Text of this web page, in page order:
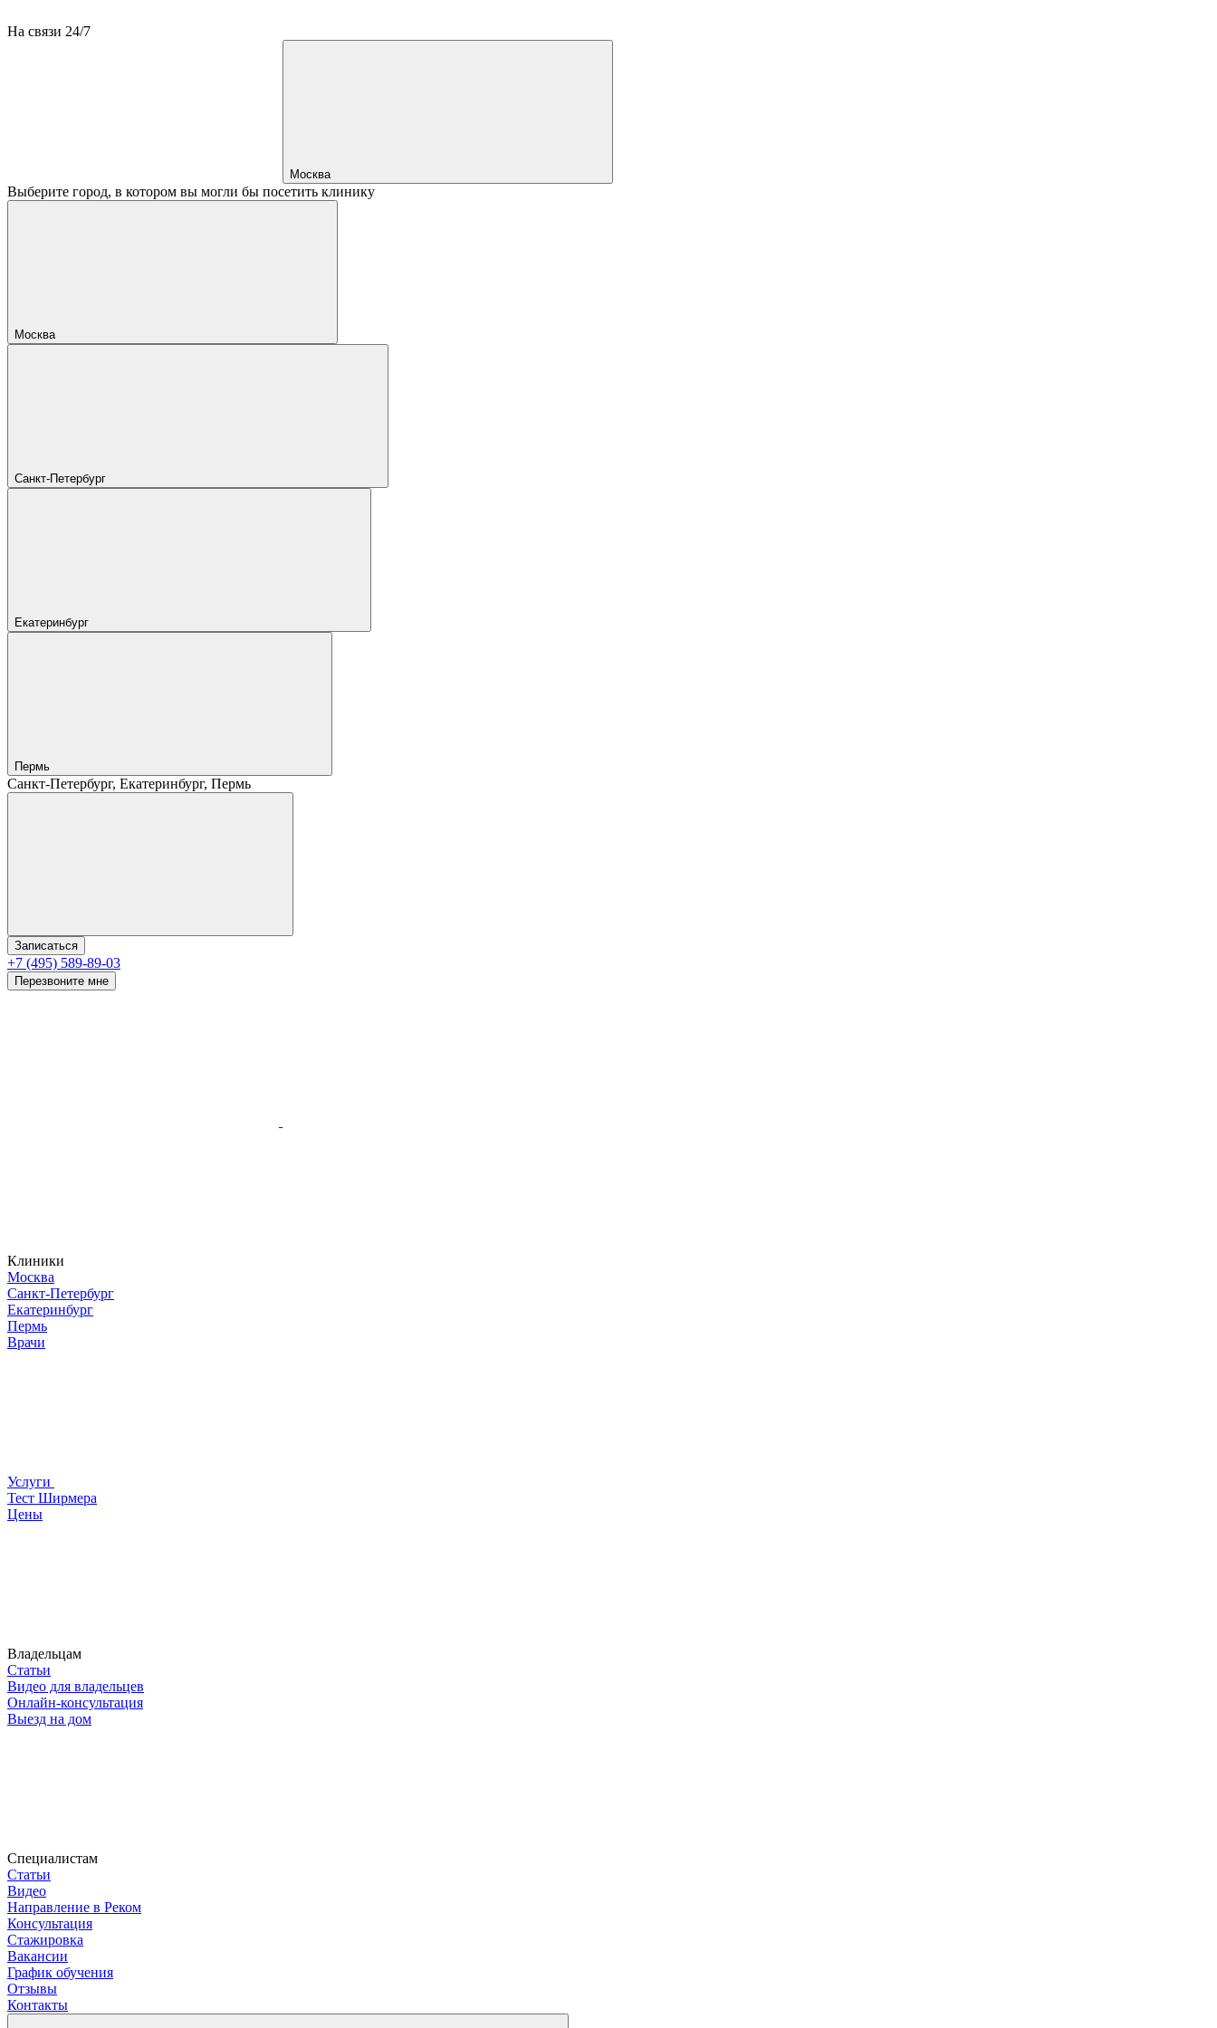
На связи 24/7
Москва
Выберите город, в котором вы могли бы посетить клинику
Москва
Санкт-Петербург
Екатеринбург
Пермь
Санкт-Петербург, Екатеринбург, Пермь
Записаться
+7 (495) 589-89-03
Перезвоните мне
Клиники
Москва
Санкт-Петербург
Екатеринбург
Пермь
Врачи
Услуги
Тест Ширмера
Цены
Владельцам
Статьи
Видео для владельцев
Онлайн-консультация
Выезд на дом
Специалистам
Статьи
Видео
Направление в Реком
Консультация
Стажировка
Вакансии
График обучения
Отзывы
Контакты